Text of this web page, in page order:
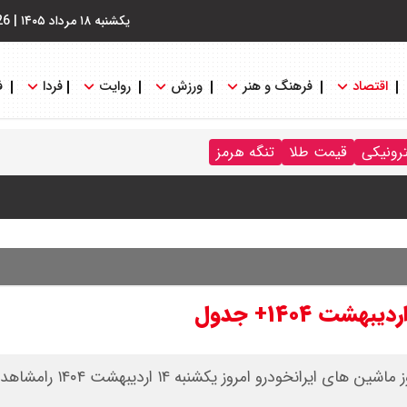
یکشنبه ۱۸ مرداد ۱۴۰۵ |
اقتصاد فرهنگ و هنر ورزش روایت فردا
قیمت طلا تنگه هرمز
باز شود آن را قطع می‌کنیم + ویدیو
جدیدترین قیمت محصولات ایران خودرو و لیست قیمت